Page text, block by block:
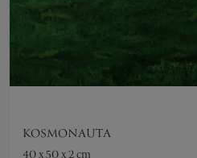
KOSMONAUTA